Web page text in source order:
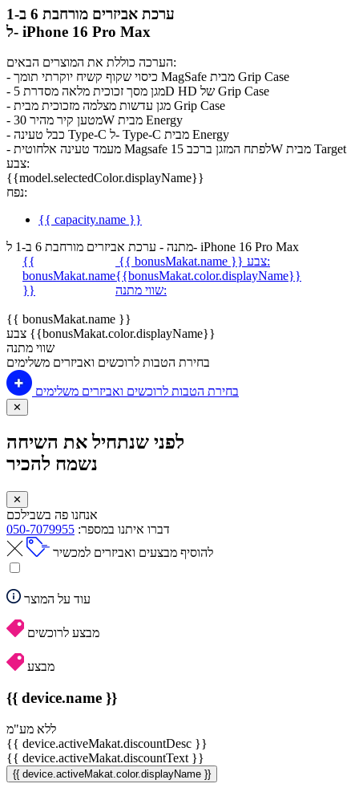
ערכת אביזרים מורחבת 6 ב-1
ל- iPhone 16 Pro Max
הערכה כוללת את המוצרים הבאים:
- כיסוי שקוף קשיח יוקרתי תומך MagSafe מבית Grip Case
- מגן מסך זכוכית מלאה מסדרת 5D HD של Grip Case
- מגן עדשות מצלמה מזכוכית מבית Grip Case
- מטען קיר מהיר 30W מבית Energy
- כבל טעינה Type-C ל- Type-C מבית Energy
- מעמד טעינה אלחוטית Magsafe לפתח המזגן ברכב 15W מבית Target
צבע:
{{model.selectedColor.displayName}}
נפח:
{{ capacity.name }}
מתנה - ערכת אביזרים מורחבת 6 ב-1 ל- iPhone 16 Pro Max
{{
bonusMakat.name
}}
{{ bonusMakat.name }}
צבע:
{{bonusMakat.color.displayName}}
שווי מתנה:
{{ bonusMakat.name }}
צבע {{bonusMakat.color.displayName}}
שווי מתנה
בחירת הטבות לרוכשים ואביזרים משלימים
בחירת הטבות לרוכשים ואביזרים משלימים
✕
לפני שנתחיל את השיחה
נשמח להכיר
✕
אנחנו פה בשבילכם
דברו איתנו במספר: 050-7079955
להוסיף מבצעים ואביזרים למכשיר
עוד על המוצר
מבצע לרוכשים
מבצע
{{ device.name }}
ללא מע"מ
{{ device.activeMakat.discountDesc }}
{{ device.activeMakat.discountText }}
{{ device.activeMakat.color.displayName }}